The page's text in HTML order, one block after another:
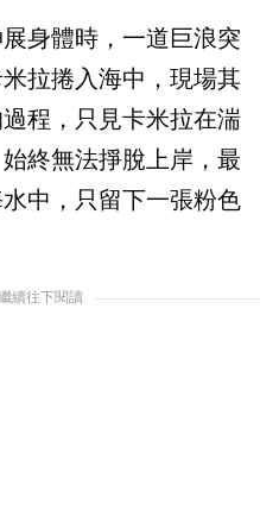
身體時，一道巨浪突
拉捲入海中，現場其
過程，只見卡米拉在湍
終無法掙脫上岸，最
中，只留下一張粉色
續往下閱讀